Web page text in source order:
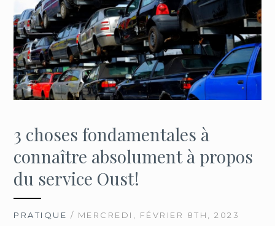
3 choses fondamentales à
connaître absolument à propos
du service Oust !
PRATIQUE / MERCREDI, FÉVRIER 8TH, 2023